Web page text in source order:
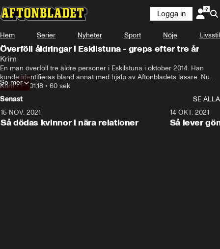
Logga in
Hem Serier Nyheter Sport Nöje Livsstil
Överföll åldringar i Eskilstuna - greps efter tre år
Krim
En man överföll tre äldre personer i Eskilstuna i oktober 2014. Han
kunde identifieras bland annat med hjälp av Aftonbladets läsare. Nu
sitter han häktad och åtal väntas i januari 2017.
Krim•08.01.18 • 60 sek
Se mer
Senast
SE ALLA
15 NOV. 2021
Så dödas kvinnor i nära relationer
14 OKT. 2021
Så lever